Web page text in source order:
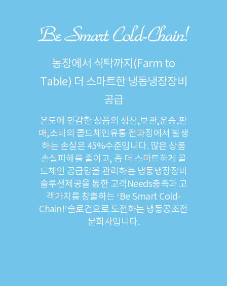
농장에서 식탁까지(Farm to
Table) 더 스마트한 냉동냉장장비
공급
온도에 민감한 상품의 생산,보관,운송,판
매,소비의 콜드체인유통 전과정에서 발생
하는 손실은 45%수준입니다. 많은 상품
손실피해를 줄이고, 좀 더 스마트하게 콜
드체인 공급망을 관리하는 냉동냉장장비
솔루션제공을 통한 고객Needs충족과 고
객가치를 창출하는 ‘Be Smart Cold-
Chain!’슬로건으로 도전하는 냉동공조전
문회사입니다.